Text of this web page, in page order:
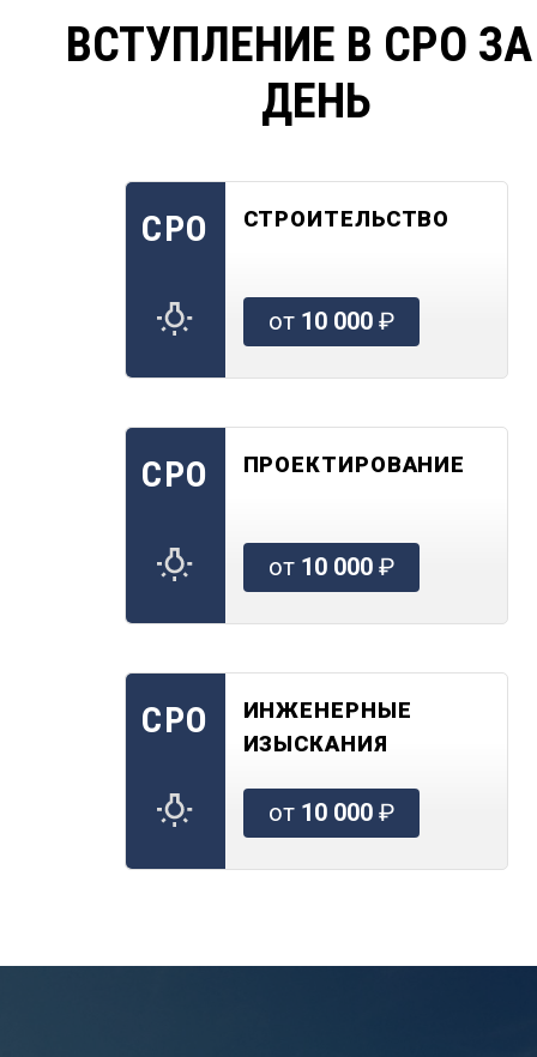
ВСТУПЛЕНИЕ В СРО
ДЕНЬ
СРО СТРОИТЕЛЬСТВО
от 10 000₽
СРО ПРОЕКТИРОВАНИЕ
от 10 000₽
СРО
ИНЖЕНЕРНЫЕ
ИЗЫСКАНИЯ
от 10 000₽